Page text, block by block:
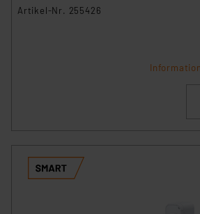
insbesondere der Art der
Datenschutzerklärung
Artikel-Nr. 255426